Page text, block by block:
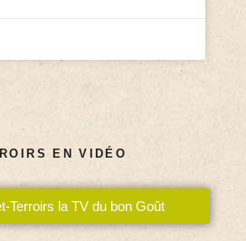
EN VIDÉO
Terroirs la TV du bon Goût